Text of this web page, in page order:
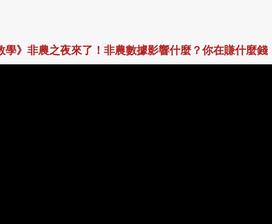
學》非農之夜來了！非農數據影響什麼？你在賺什麼錢